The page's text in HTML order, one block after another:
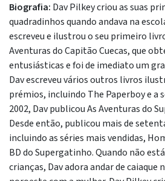
Biografia: Dav Pilkey criou as suas
quadradinhos quando andava na
escreveu e ilustrou o seu primeiro
Aventuras do Capitão Cuecas, que
entusiásticas e foi de imediato um
Dav escreveu vários outros livros
prémios, incluindo The Paperboy e a
2002, Dav publicou As Aventuras do
Desde então, publicou mais de
incluindo as séries mais vendidas,
BD do Supergatinho. Quando não
crianças, Dav adora andar de caiaque